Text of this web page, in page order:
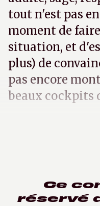
tout n'est pas
moment de
situation, et
plus) de
pas encore
beaux cockpits
Ce
réservé